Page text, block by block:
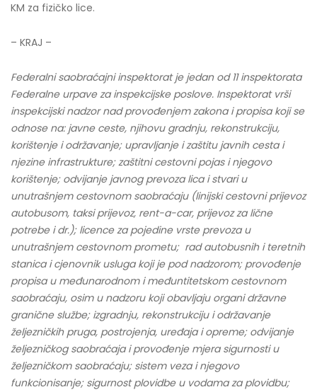
KM za fizičko lice.
– KRAJ –
Federalni saobraćajni inspektorat je jedan od 11 inspektorata
Federalne urpave za inspekcijske poslove. Inspektorat vrši
inspekcijski nadzor nad provođenjem zakona i propisa koji se
odnose na: javne ceste, njihovu gradnju, rekonstrukciju,
korištenje i održavanje; upravljanje i zaštitu javnih cesta i
njezine infrastrukture; zaštitni cestovni pojas i njegovo
korištenje; odvijanje javnog prevoza lica i stvari u
unutrašnjem cestovnom saobraćaju (linijski cestovni prijevoz
autobusom, taksi prijevoz, rent-a-car, prijevoz za lične
potrebe i dr.); licence za pojedine vrste prevoza u
unutrašnjem cestovnom prometu; rad autobusnih i teretnih
stanica i cjenovnik usluga koji je pod nadzorom; provođenje
propisa u međunarodnom i međuntitetskom cestovnom
saobraćaju, osim u nadzoru koji obavljaju organi državne
granične službe; izgradnju, rekonstrukciju i održavanje
željezničkih pruga, postrojenja, uređaja i opreme; odvijanje
željezničkog saobraćaja i provođenje mjera sigurnosti u
željezničkom saobraćaju; sistem veza i njegovo
funkcionisanje; sigurnost plovidbe u vodama za plovidbu;